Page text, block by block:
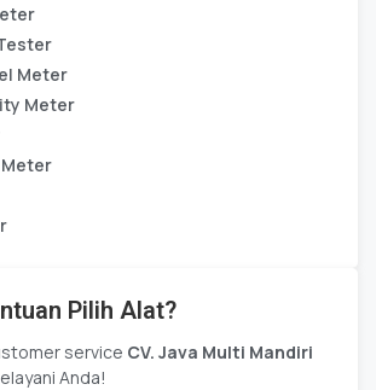
Meter
Meter
Pilih Alat?
service CV. Java Multi Mandiri
Anda!